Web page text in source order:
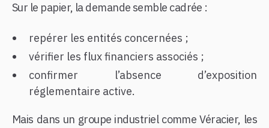
Sur le papier, la demande semble cadrée :
repérer les entités concernées ;
vérifier les flux financiers associés ;
confirmer l’absence d’exposition
réglementaire active.
Mais dans un groupe industriel comme Véracier, les